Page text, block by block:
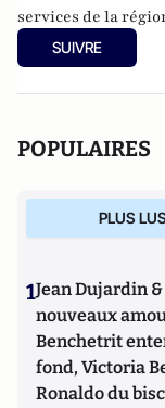
services de la
entre
1979, il soutient
de la victoire de
avant donc de
primaire, fin 2016.
directeur de
de l'élection
SUIVRE
POPULAIRES
PLUS
1Jean Dujardin
nouveaux
Benchetrit
fond, Victoria
Ronaldo du